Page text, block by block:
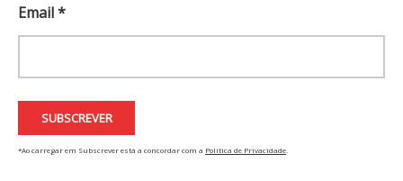
Email *
*Ao carregar em Subscrever está a concordar com a Política de Privacidade